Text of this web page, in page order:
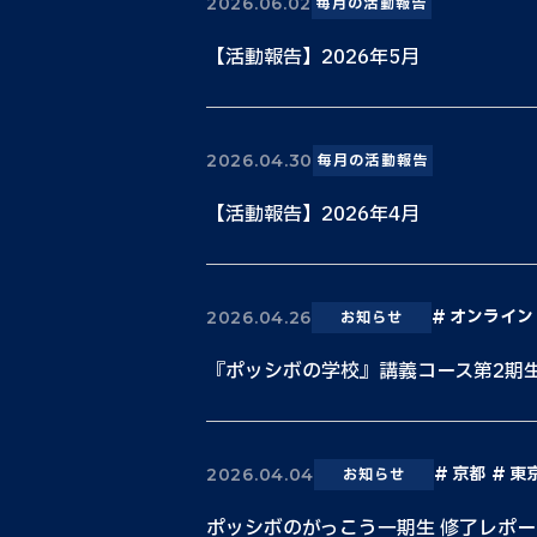
【活動報告】2026年5月
2026.04.30 毎月の活動報告
【活動報告】2026年4月
2026.04.26 お知らせ オンライン
『ポッシボの学校』講義コース第2期
2026.04.04 お知らせ 京都 東
ポッシボのがっこう一期生 修了レポ